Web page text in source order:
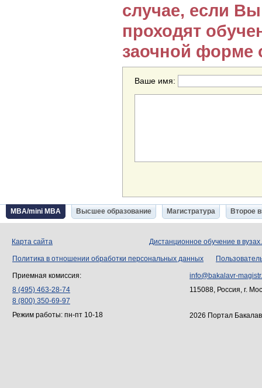
случае, если
проходят
заочной форме
Ваше имя:
MBA/mini MBA Высшее образование Магистратура Второе
Карта сайта Дистанционное обучение в
Политика в отношении обработки персональных данных
Приемная комиссия:
8 (495) 463-28-74
8 (800) 350-69-97
Режим работы: пн-пт 10-18
info@bakalavr-
115088, Россия, г.
2026 Портал